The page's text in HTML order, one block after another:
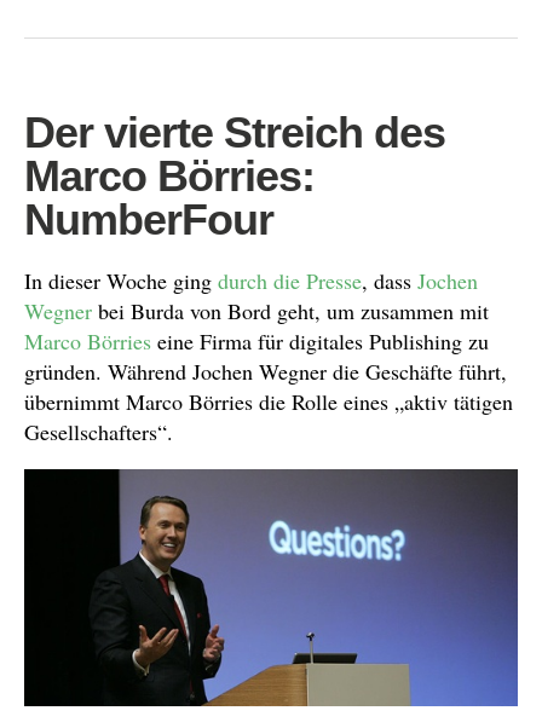
Der vierte Streich des
Marco Börries:
NumberFour
In dieser Woche ging durch die Presse, dass Jochen
Wegner bei Burda von Bord geht, um zusammen mit
Marco Börries eine Firma für digitales Publishing zu
gründen. Während Jochen Wegner die Geschäfte führt,
übernimmt Marco Börries die Rolle eines „aktiv tätigen
Gesellschafters“.